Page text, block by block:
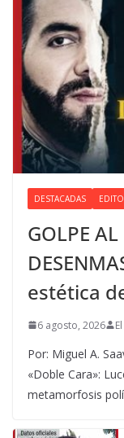
DESTACADAS
GOLPE
estética
6 agosto, 2026
Por: Miguel A.
«Doble Cara»:
metamorfosis